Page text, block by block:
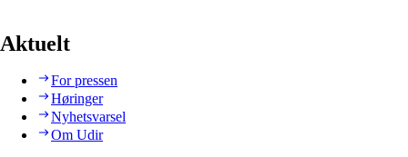
Aktuelt
For pressen
Høringer
Nyhetsvarsel
Om Udir